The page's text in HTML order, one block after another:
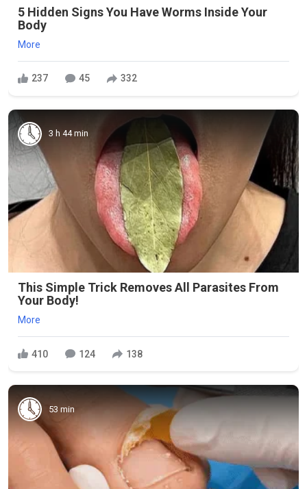
5 Hidden Signs You Have Worms Inside Your
Body
More
237 45 332
3 h 44 min
This Simple Trick Removes All Parasites From
Your Body!
More
410 124 138
53 min